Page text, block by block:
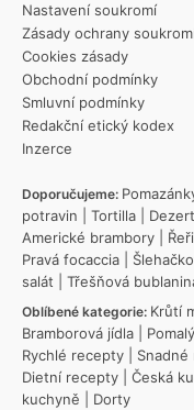
Nastavení soukromí
Zásady ochrany
Cookies zásady
Obchodní podmínky
Smluvní podmínky
Redakční etický kodex
Inzerce
Doporučujeme:
potravin
Tortilla
Americké brambory
Pravá focaccia
salát
Třešňová
Oblíbené kategorie: Krůtí
Bramborová jídla
Rychlé recepty
Dietní recepty
Česká
kuchyně
Dorty